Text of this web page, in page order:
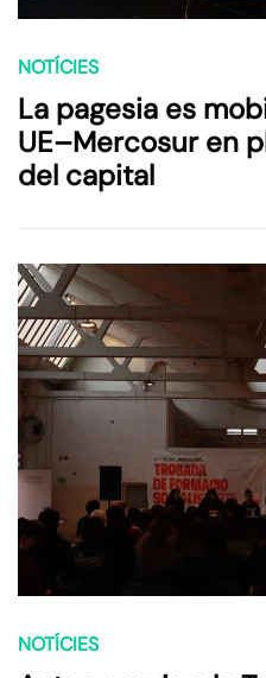
NOTÍCIES
La pagesia es
UE–Mercosur en
del capital
NOTÍCIES